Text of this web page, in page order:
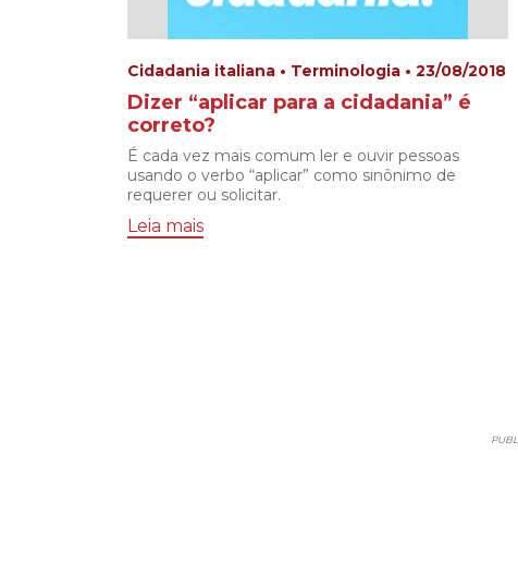
Cidadania italiana • Terminologia • 23/08/2018
Dizer “aplicar para a cidadania” é
correto?
É cada vez mais comum ler e ouvir pessoas
usando o verbo “aplicar” como sinônimo de
requerer ou solicitar.
Leia mais